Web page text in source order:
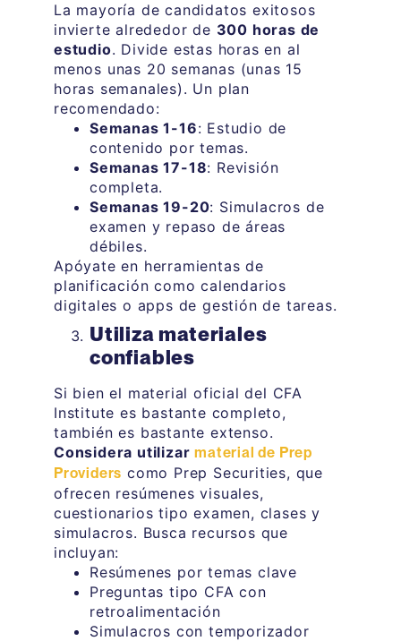
La mayoría de candidatos exitosos
invierte alrededor de 300 horas de
estudio. Divide estas horas en al
menos unas 20 semanas (unas 15
horas semanales). Un plan
recomendado:
Semanas 1-16: Estudio de
contenido por temas.
Semanas 17-18: Revisión
completa.
Semanas 19-20: Simulacros de
examen y repaso de áreas
débiles.
Apóyate en herramientas de
planificación como calendarios
digitales o apps de gestión de tareas.
Utiliza materiales
confiables
Si bien el material oficial del CFA
Institute es bastante completo,
también es bastante extenso.
Considera utilizarmaterial de Prep
Providers como Prep Securities, que
ofrecen resúmenes visuales,
cuestionarios tipo examen, clases y
simulacros. Busca recursos que
incluyan:
Resúmenes por temas clave
Preguntas tipo CFA con
retroalimentación
Simulacros con temporizador